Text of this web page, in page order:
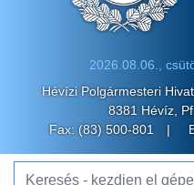
2026.08.06.,
Hévízi Polgármesteri
8381 Hévíz,
Fax: (83) 500-801